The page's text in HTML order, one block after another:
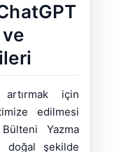
için
edilmesi
Yazma
doğal şekilde